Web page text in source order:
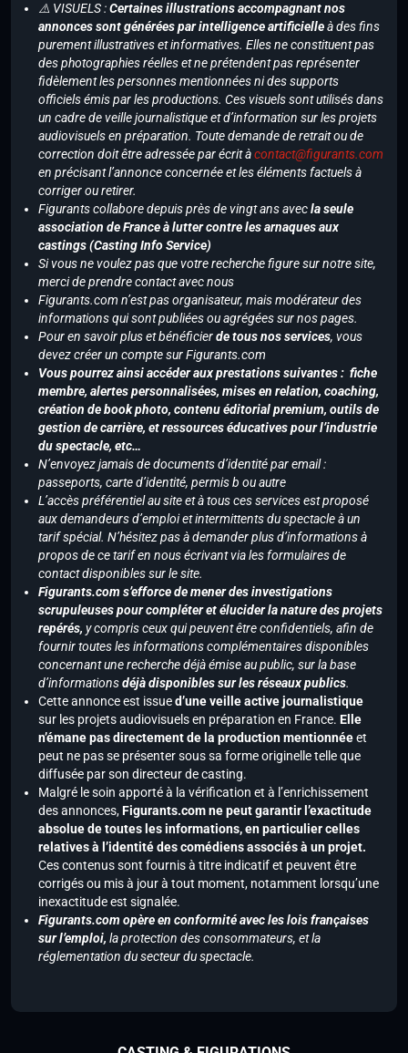
⚠️ VISUELS :Certaines illustrations accompagnant nos
annonces sont générées par intelligence artificielleà des fins
purement illustratives et informatives. Elles ne constituent pas
des photographies réelles et ne prétendent pas représenter
fidèlement les personnes mentionnées ni des supports
officiels émis par les productions. Ces visuels sont utilisés dans
un cadre de veille journalistique et d’information sur les projets
audiovisuels en préparation. Toute demande de retrait ou de
correction doit être adressée par écrit àcontact@figurants.com
en précisant l’annonce concernée et les éléments factuels à
corriger ou retirer.
Figurants collabore depuis près de vingt ans avecla seule
association de France à lutter contre les arnaques aux
castings (Casting Info Service)
Si vous ne voulez pas que votre recherche figure sur notre site,
merci de prendre contact avec nous
Figurants.com n’est pas organisateur, mais modérateur des
informations qui sont publiées ou agrégées sur nos pages.
Pour en savoir plus et bénéficierde tous nos services, vous
devez créer un compte sur Figurants.com
Vous pourrez ainsi accéder aux prestations suivantes : fiche
membre, alertes personnalisées, mises en relation, coaching,
création de book photo, contenu éditorial premium, outils de
gestion de carrière, et ressources éducatives pour l’industrie
du spectacle, etc…
N’envoyez jamais de documents d’identité par email :
passeports, carte d’identité, permis b ou autre
L’accès préférentiel au site et à tous ces services est proposé
aux demandeurs d’emploi et intermittents du spectacle à un
tarif spécial. N’hésitez pas à demander plus d’informations à
propos de ce tarif en nous écrivant via les formulaires de
contact disponibles sur le site.
Figurants.com s’efforce de mener des investigations
scrupuleuses pour compléter et élucider la nature des projets
repérés, y compris ceux qui peuvent être confidentiels, afin de
fournir toutes les informations complémentaires disponibles
concernant une recherche déjà émise au public, sur la base
d’informationsdéjà disponibles sur les réseaux publics.
Cette annonce est issued’une veille active journalistique
sur les projets audiovisuels en préparation en France. Elle
n’émane pas directement de la production mentionnéeet
peut ne pas se présenter sous sa forme originelle telle que
diffusée par son directeur de casting.
Malgré le soin apporté à la vérification et à l’enrichissement
des annonces,Figurants.com ne peut garantir l’exactitude
absolue de toutes les informations, en particulier celles
relatives à l’identité des comédiens associés à un projet.
Ces contenus sont fournis à titre indicatif et peuvent être
corrigés ou mis à jour à tout moment, notamment lorsqu’une
inexactitude est signalée.
Figurants.com opère en conformité avec les lois françaises
sur l’emploi, la protection des consommateurs, et la
réglementation du secteur du spectacle.